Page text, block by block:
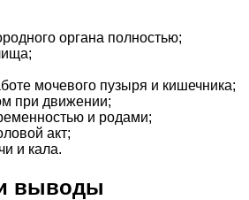
органа полностью;
мочевого пузыря и кишечника;
при движении;
и родами;
акт;
и кала.
выводы